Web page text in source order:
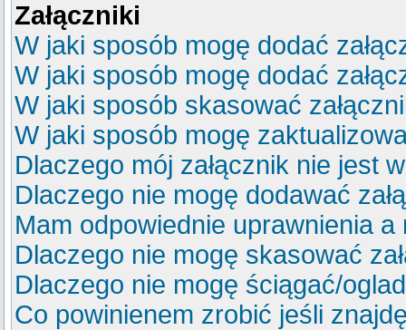
Załączniki
W jaki sposób mogę dodać
W jaki sposób mogę dodać
W jaki sposób skasować
W jaki sposób mogę
Dlaczego mój załącznik nie jest
Dlaczego nie mogę dodawać
Mam odpowiednie uprawnienia
Dlaczego nie mogę skasować
Dlaczego nie mogę ściągać/
Co powinienem zrobić jeśli